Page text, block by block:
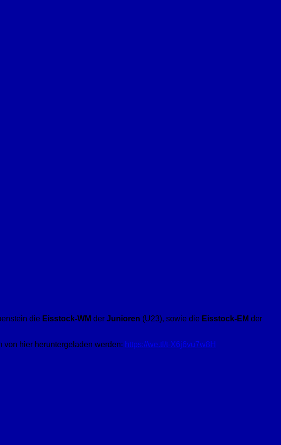
die Eisstock-WM der Junioren (U23), sowie die Eisstock-EM der
von hier heruntergeladen werden: https://we.tl/t-X6j6vu7w8H